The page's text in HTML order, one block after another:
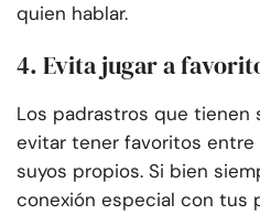
quien hablar.
4. Evita jugar a
Los padrastros que tienen
evitar tener favoritos
suyos propios. Si bien
conexión especial con tus